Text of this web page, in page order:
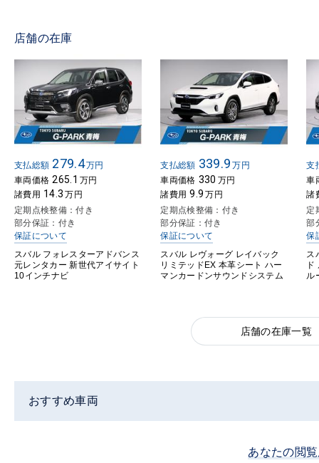
店舗の在庫
支払総額 279.4万円
車両価格 265.1 万円
諸費用 14.3 万円
定期点検整備：付き
部分保証：付き
保証について
スバル フォレスターアドバンス
元レンタカー 新世代アイサイト
10インチナビ
支払総額 339.9 万円
車両価格 330 万円
諸費用 9.9 万円
定期点検整備：付き
部分保証：付き
保証について
スバル レヴォーグ レイバック
リミテッドEX 本革シート ハー
マンカードンサウンドシステム
支
車
諸
定
部
保
ス
ル
店舗の在庫一覧
おすすめ車両
あなたの閲